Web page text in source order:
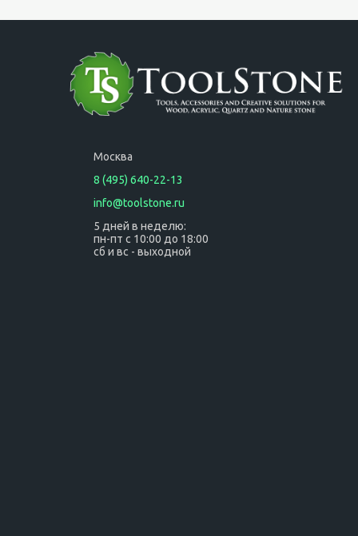
Москва
8 (495) 640-22-13
info@toolstone.ru
5 дней в неделю:
пн-пт с 10:00 до 18:00
сб и вс - выходной